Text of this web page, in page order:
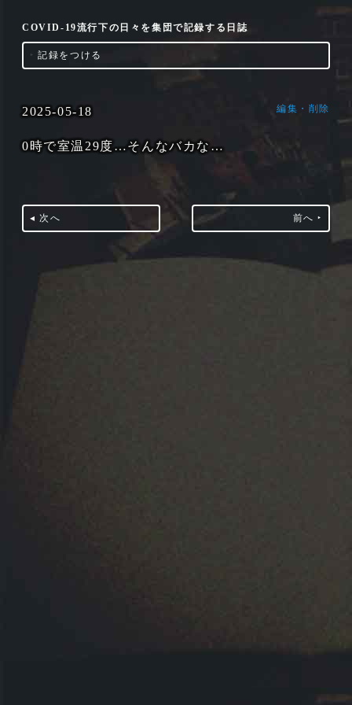
COVID-19流行下の日々を集団で記録する日誌
‣ 記録をつける
2025-05-18 編集・削除
0時で室温29度…そんなバカな…
◂ 次へ 前へ ‣